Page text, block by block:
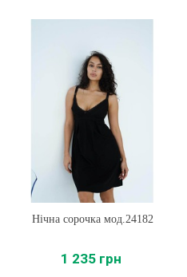
Нічна сорочка мод.24182
1 235 грн